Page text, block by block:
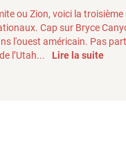
ou Zion, voici la
Cap sur Bryce
l'ouest américain. Pas
l’Utah...
Lire la suite